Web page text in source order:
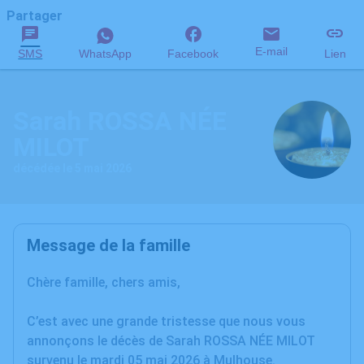
Partager
SMS WhatsApp Facebook E-mail Lien
Message de la famille
Chère famille, chers amis,
C’est avec une grande tristesse que nous vous
annonçons le décès de Sarah ROSSA NÉE MILOT
survenu le mardi 05 mai 2026 à Mulhouse.